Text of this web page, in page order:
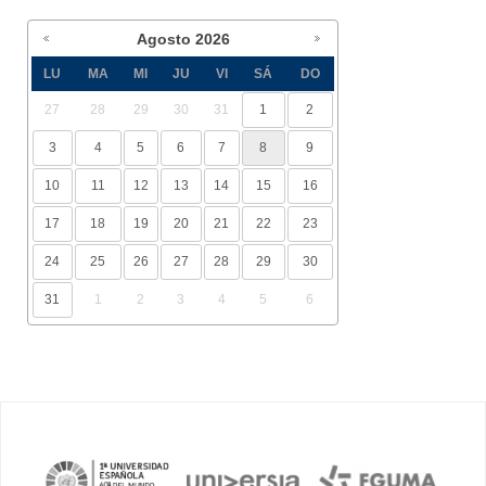
Agosto 2026
LU MA MI JU VI SÁ DO
27 28 29 30 31 1 2
3 4 5 6 7 8 9
10 11 12 13 14 15 16
17 18 19 20 21 22 23
24 25 26 27 28 29 30
31 1 2 3 4 5 6